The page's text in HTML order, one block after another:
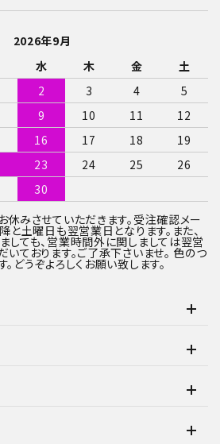
2026年9月
水 木 金
土
2 3 4
5
9 10 11
12
16 17 18
19
23 24 25
26
30
みさせていただきます。受注確認メー
と土曜日も翌営業日となります。また、
しても、営業時間外に関しましては翌営
ております。ご了承下さいませ。 色のつ
どうぞよろしくお願い致します。